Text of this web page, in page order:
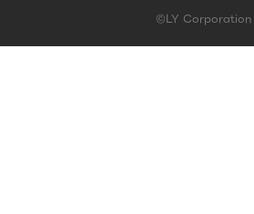
©LY Corporation
このコンテンツは掲載が終了しまし